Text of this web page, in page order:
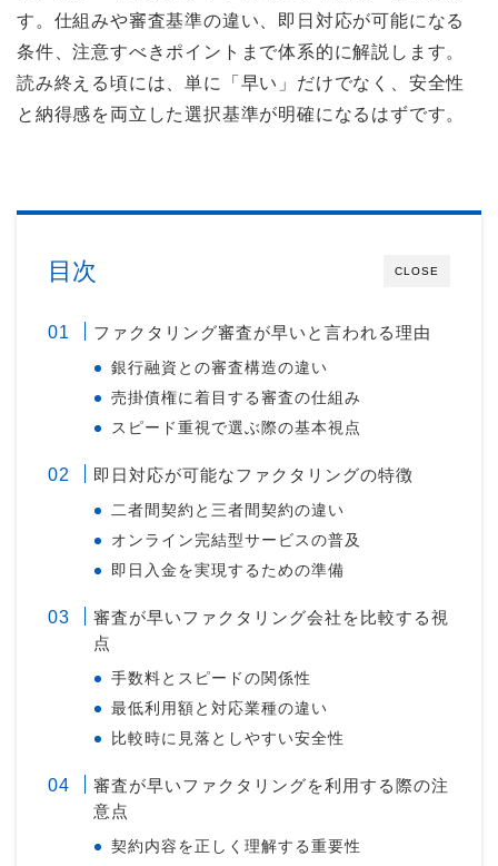
す。仕組みや審査基準の違い、即日対応が可能になる
条件、注意すべきポイントまで体系的に解説します。
読み終える頃には、単に「早い」だけでなく、安全性
と納得感を両立した選択基準が明確になるはずです。
CLOSE
目次
ファクタリング審査が早いと言われる理由
銀行融資との審査構造の違い
売掛債権に着目する審査の仕組み
スピード重視で選ぶ際の基本視点
即日対応が可能なファクタリングの特徴
二者間契約と三者間契約の違い
オンライン完結型サービスの普及
即日入金を実現するための準備
審査が早いファクタリング会社を比較する視
点
手数料とスピードの関係性
最低利用額と対応業種の違い
比較時に見落としやすい安全性
審査が早いファクタリングを利用する際の注
意点
契約内容を正しく理解する重要性